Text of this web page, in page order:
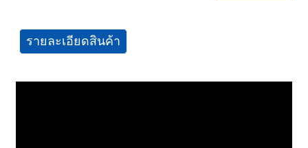
รายละเอียดสินค้า